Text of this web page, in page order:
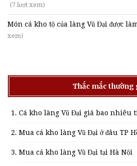
(7 lượt xem)
Món cá kho tộ của làng Vũ Đại được
xem)
Thắc mắc thường
Cá kho làng Vũ Đại giá bao nhiêu
Mua cá kho làng Vũ Đại ở đâu TP
Mua cá kho làng Vũ Đại tại Hà Nội